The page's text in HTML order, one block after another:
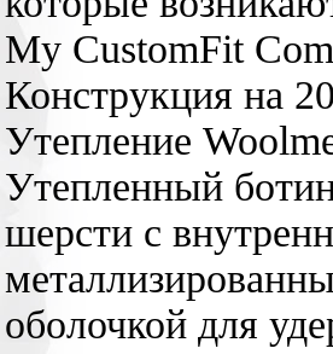
My CustomFit
Конструкция на
Утепление
Утепленный
шерсти с
оболочкой для